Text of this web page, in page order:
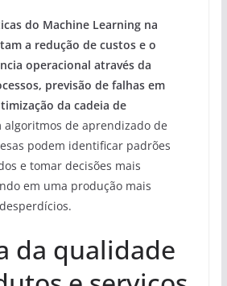
do Machine Learning na
a redução de custos e o
operacional através da
previsão de falhas em
da cadeia de
algoritmos de aprendizado de
podem identificar padrões
e tomar decisões mais
em uma produção mais
da qualidade